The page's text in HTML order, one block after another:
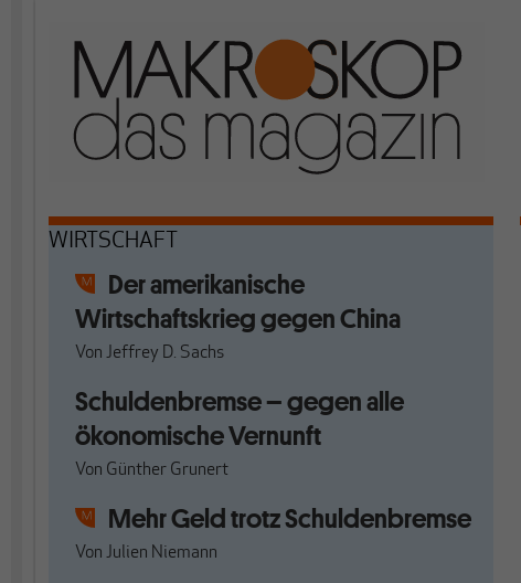
WIRTSCHAFT
Der amerikanische
Wirtschaftskrieg gegen China
Von Jeffrey D. Sachs
Schuldenbremse – gegen alle
ökonomische Vernunft
Von Günther Grunert
Mehr Geld trotz Schuldenbremse
Von Julien Niemann